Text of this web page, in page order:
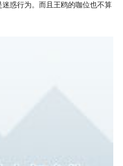
惑行为。而且王鸥的咖位也不算